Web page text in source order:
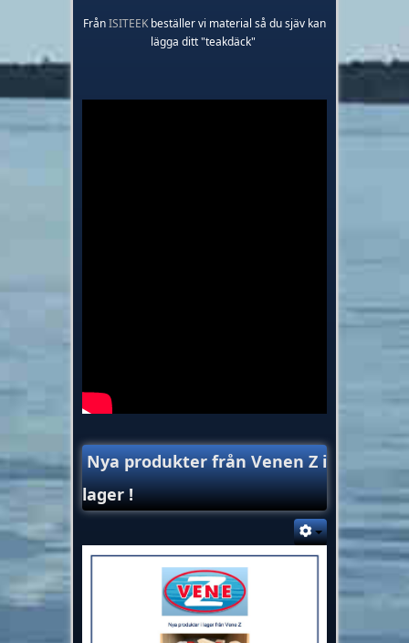
FrånISITEEK beställer vi material så du sjäv kan
lägga ditt "teakdäck"
Nya produkter från Venen Z i
lager !